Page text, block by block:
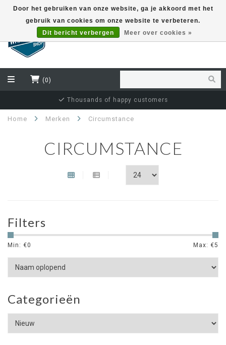
(0)
Thousands of happy customers
Home Merken Circumstance
CIRCUMSTANCE
Filters
Min: €0 Max: €5
Categorieën
Door het gebruiken van onze website, ga je akkoord met het
gebruik van cookies om onze website te verbeteren.
Dit bericht verbergen
Meer over cookies »